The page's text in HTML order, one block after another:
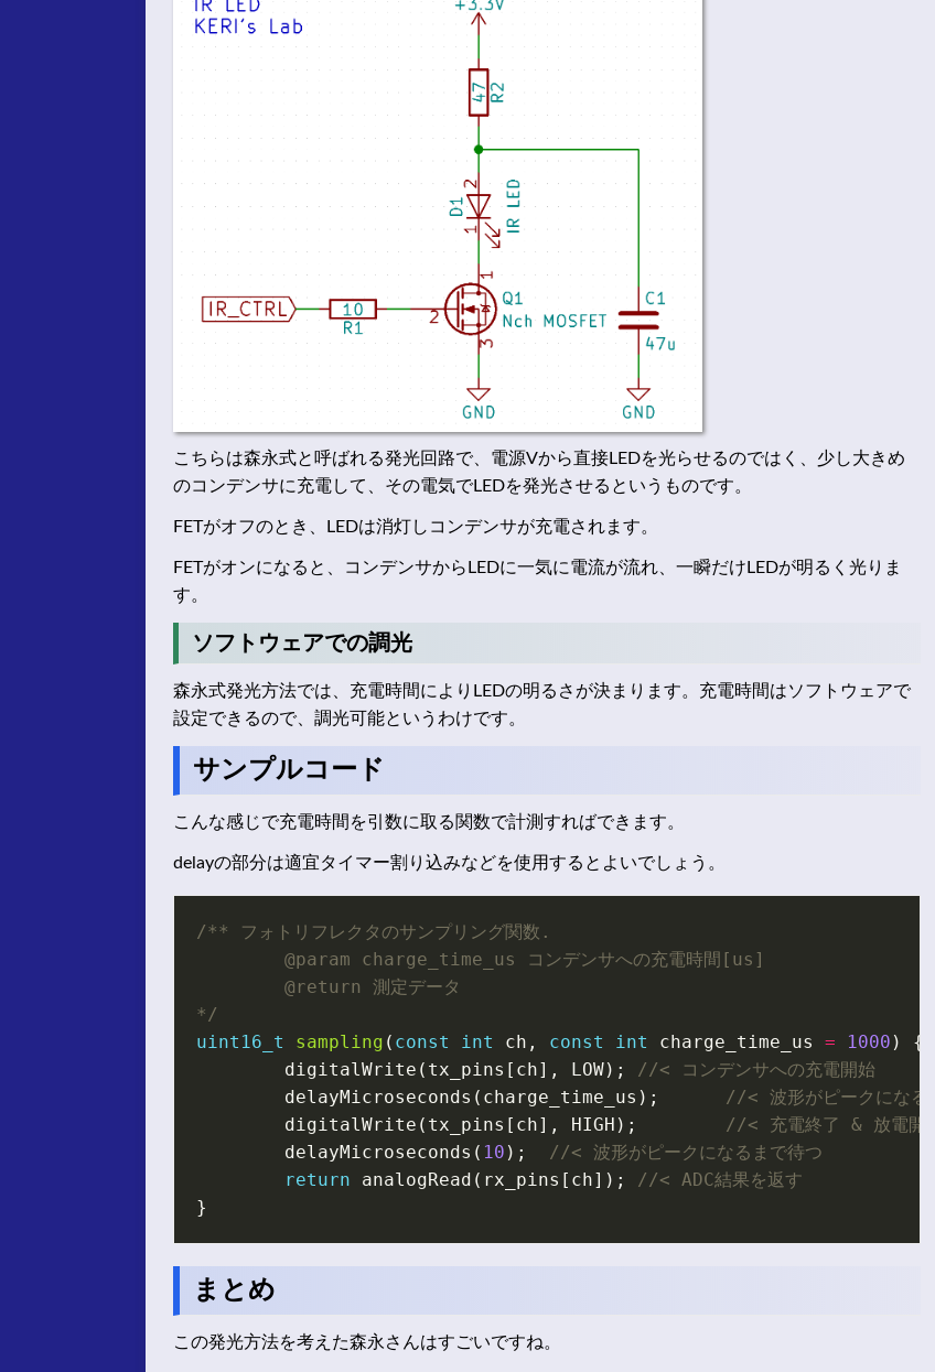
こちらは森永式と呼ばれる発光回路で、電源Vから直接LEDを光らせるのではく、少し大きめ
のコンデンサに充電して、その電気でLEDを発光させるというものです。
FETがオフのとき、LEDは消灯しコンデンサが充電されます。
FETがオンになると、コンデンサからLEDに一気に電流が流れ、一瞬だけLEDが明るく光りま
す。
ソフトウェアでの調光
森永式発光方法では、充電時間によりLEDの明るさが決まります。充電時間はソフトウェアで
設定できるので、調光可能というわけです。
サンプルコード
こんな感じで充電時間を引数に取る関数で計測すればできます。
delayの部分は適宜タイマー割り込みなどを使用するとよいでしょう。
*/
uint16_t
sampling ( const int ch , const int charge_time_us = 1000 )
{
digitalWrite ( tx_pins [ ch], LOW);
delayMicroseconds ( charge_time_us );
digitalWrite ( tx_pins [ ch], HIGH );
delayMicroseconds ( 10 );
return
analogRead ( rx_pins [ ch]);
}
まとめ
この発光方法を考えた森永さんはすごいですね。